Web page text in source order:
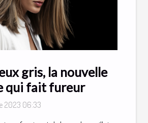
gris, la nouvelle
qui fait fureur
2023 06:33